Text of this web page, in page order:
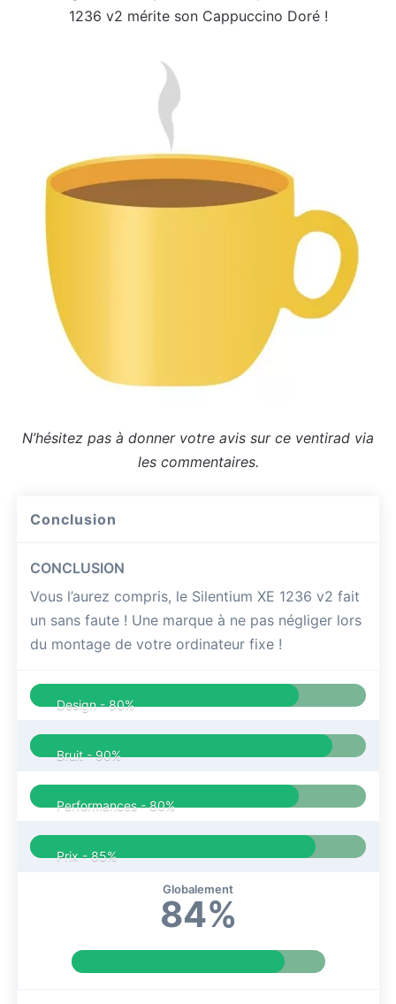
1236 v2 mérite son Cappuccino Doré !
N’hésitez pas à donner votre avis sur ce ventirad via
les commentaires.
Conclusion
CONCLUSION
Vous l’aurez compris, le Silentium XE 1236 v2 fait
un sans faute ! Une marque à ne pas négliger lors
du montage de votre ordinateur fixe !
Design -80%
Bruit -90%
Performances -80%
Prix -85%
Globalement
84%